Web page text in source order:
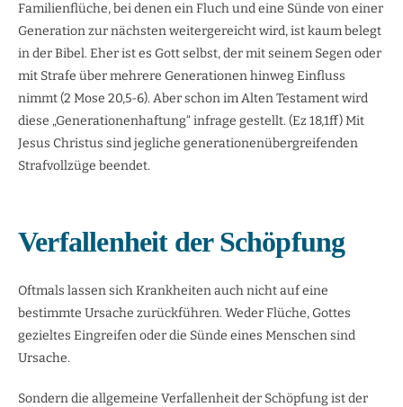
Familienflüche, bei denen ein Fluch und eine Sünde von einer
Generation zur nächsten weitergereicht wird, ist kaum belegt
in der Bibel. Eher ist es Gott selbst, der mit seinem Segen oder
mit Strafe über mehrere Generationen hinweg Einfluss
nimmt (2 Mose 20,5-6). Aber schon im Alten Testament wird
diese „Generationenhaftung“ infrage gestellt. (Ez 18,1ff) Mit
Jesus Christus sind jegliche generationenübergreifenden
Strafvollzüge beendet.
Verfallenheit der Schöpfung
Oftmals lassen sich Krankheiten auch nicht auf eine
bestimmte Ursache zurückführen. Weder Flüche, Gottes
gezieltes Eingreifen oder die Sünde eines Menschen sind
Ursache.
Sondern die allgemeine Verfallenheit der Schöpfung ist der